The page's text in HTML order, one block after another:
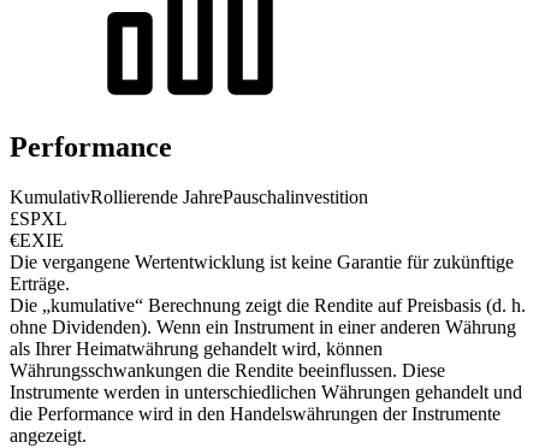
Performance
KumulativRollierende JahrePauschalinvestition
£SPXL
€EXIE
Die vergangene Wertentwicklung ist keine Garantie für zukünftige
Erträge.
Die „kumulative“ Berechnung zeigt die Rendite auf Preisbasis (d. h.
ohne Dividenden). Wenn ein Instrument in einer anderen Währung
als Ihrer Heimatwährung gehandelt wird, können
Währungsschwankungen die Rendite beeinflussen. Diese
Instrumente werden in unterschiedlichen Währungen gehandelt und
die Performance wird in den Handelswährungen der Instrumente
angezeigt.